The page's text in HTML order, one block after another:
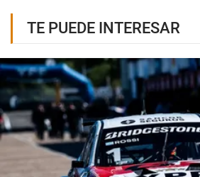
TE PUEDE INTERESAR